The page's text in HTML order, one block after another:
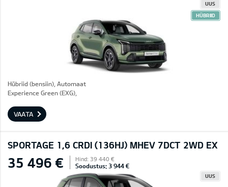
UUS
HÜBRIID
Hübriid (bensiin), Automaat
Experience Green (EXG),
VAATA
SPORTAGE 1,6 CRDI (136HJ) MHEV 7DCT 2WD EX
35 496 € Hind: 39 440 €
Soodustus: 3 944 €
UUS